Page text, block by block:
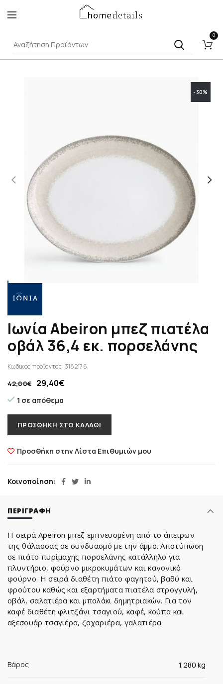
0
-30%
Ιωνία Abeiron μπεζ πιατέλα
οβάλ 36,4 εκ. πορσελάνης
Κωδικός προϊόντος: 3182176
42,00€ 29,40€
1 σε απόθεμα
ΠΡΟΣΘΉΚΗ ΣΤΟ ΚΑΛΆΘΙ
Προσθήκη στην Λίστα Επιθυμιών μου
Κοινοποίηση
ΠΕΡΙΓΡΑΦΉ
Η σειρά Apeiron μπεζ εμπνευσμένη από το άπειρων
της θάλασσας σε συνδυασμό με την άμμο. Αποτύπωση
σε πιάτο πυρίμαχης πορσελάνης κατάλληλο για
πλυντήριο, φούρνο μικροκυμάτων και κανονικό
φούρνο. Η σειρά διαθέτη πιάτο φαγητού, βαθύ και
φρούτου καθώς και εξαρτήματα πιατέλα στρογγυλή,
οβάλ, σαλατιέρα και μπολάκι δημητριακών. Για τον
καφέ διαθέτη φλιτζάνι τσαγιού, καφέ, κούπα και
αξεσουάρ τσαγιέρα, ζαχαριέρα, γαλατιέρα.
Βάρος 1,280 kg